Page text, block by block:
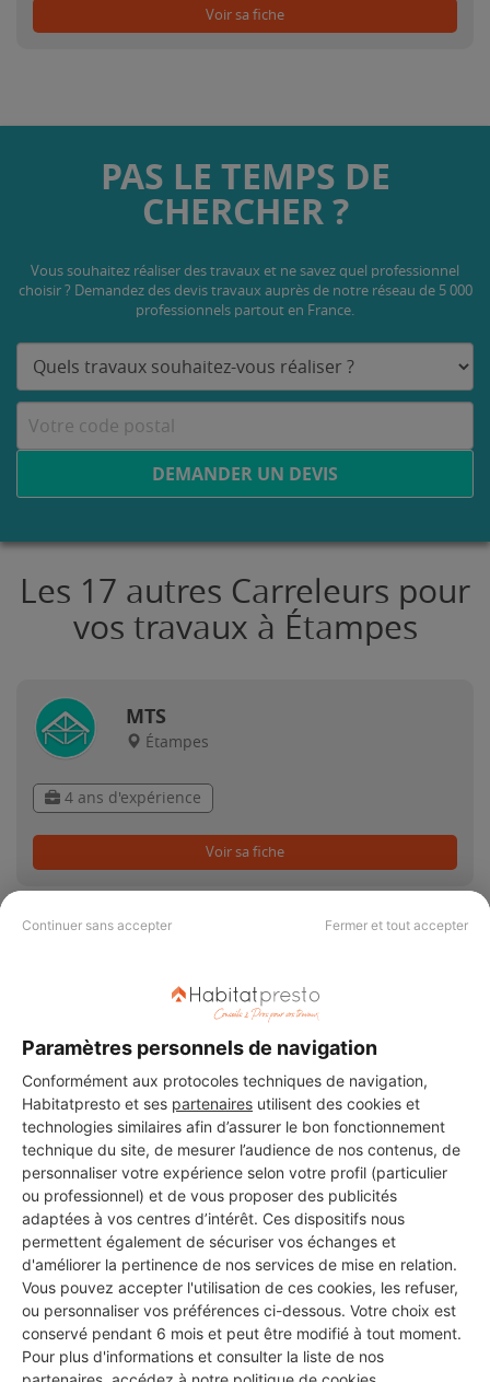
Continuer sans accepter Fermer et tout accepter
Paramètres personnels de navigation
Conformément aux protocoles techniques de navigation,
Habitatpresto et ses partenaires utilisent des cookies et
technologies similaires afin d’assurer le bon fonctionnement
technique du site, de mesurer l’audience de nos contenus, de
personnaliser votre expérience selon votre profil (particulier
ou professionnel) et de vous proposer des publicités
adaptées à vos centres d’intérêt. Ces dispositifs nous
permettent également de sécuriser vos échanges et
d'améliorer la pertinence de nos services de mise en relation.
Vous pouvez accepter l'utilisation de ces cookies, les refuser,
ou personnaliser vos préférences ci-dessous. Votre choix est
conservé pendant 6 mois et peut être modifié à tout moment.
Pour plus d'informations et consulter la liste de nos
Voir sa fiche
PAS LE TEMPS DE
CHERCHER ?
Vous souhaitez réaliser des travaux et ne savez quel professionnel
choisir ? Demandez des devis travaux auprès de notre réseau de 5 000
professionnels partout en France.
DEMANDER UN DEVIS
Les 17 autres Carreleurs pour
vos travaux à Étampes
MTS
Étampes
4 ans d'expérience
Voir sa fiche
Étampes
3 ans d'expérience
Voir sa fiche
VK-RENOVATION CONSTRUCTION
Étampes
6 ans d'expérience
Voir sa fiche